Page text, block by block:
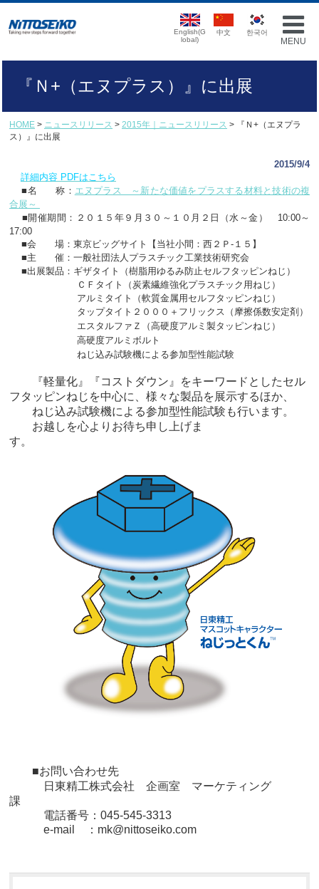
MENU
English(G
lobal)
中文 한국어
『Ｎ+（エヌプラス）』に出展
HOME > ニュースリリース > 2015年｜ニュースリリース > 『Ｎ+（エヌプラ
ス）』に出展
2015/9/4
詳細内容 PDFはこちら
■名 称： エヌプラス ～新たな価値をプラスする材料と技術の複
合展～
■開催期間：２０１５年９月３０～１０月２日（水～金） 10:00～
17:00
■会 場：東京ビッグサイト【当社小間：西２Ｐ-１５】
■主 催：一般社団法人プラスチック工業技術研究会
■出展製品：ギザタイト（樹脂用ゆるみ防止セルフタッピンねじ）
ＣＦタイト（炭素繊維強化プラスチック用ねじ）
アルミタイト（軟質金属用セルフタッピンねじ）
タップタイト２０００＋フリックス（摩擦係数安定剤）
エスタルファＺ（高硬度アルミ製タッピンねじ）
高硬度アルミボルト
ねじ込み試験機による参加型性能試験
『軽量化』『コストダウン』をキーワードとしたセル
フタッピンねじを中心に、様々な製品を展示するほか、
ねじ込み試験機による参加型性能試験も行います。
お越しを心よりお待ち申し上げま
す。
■お問い合わせ先
日東精工株式会社 企画室 マーケティング
課
電話番号：045-545-3313
e-mail ：mk@nittoseiko.com